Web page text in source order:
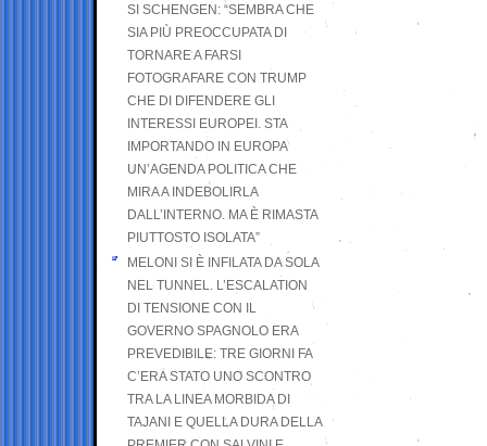
SI SCHENGEN: “SEMBRA CHE
SIA PIÙ PREOCCUPATA DI
TORNARE A FARSI
FOTOGRAFARE CON TRUMP
CHE DI DIFENDERE GLI
INTERESSI EUROPEI. STA
IMPORTANDO IN EUROPA
UN’AGENDA POLITICA CHE
MIRA A INDEBOLIRLA
DALL’INTERNO. MA È RIMASTA
PIUTTOSTO ISOLATA”
MELONI SI È INFILATA DA SOLA
NEL TUNNEL. L’ESCALATION
DI TENSIONE CON IL
GOVERNO SPAGNOLO ERA
PREVEDIBILE: TRE GIORNI FA
C’ERA STATO UNO SCONTRO
TRA LA LINEA MORBIDA DI
TAJANI E QUELLA DURA DELLA